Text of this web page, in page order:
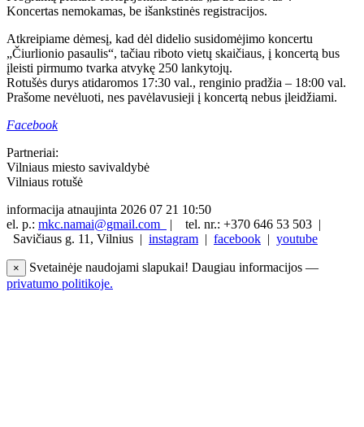
Koncertas nemokamas, be išankstinės registracijos.
Atkreipiame dėmesį, kad dėl didelio susidomėjimo koncertu
„Čiurlionio pasaulis“, tačiau riboto vietų skaičiaus, į koncertą bus
įleisti pirmumo tvarka atvykę 250 lankytojų.
Rotušės durys atidaromos 17:30 val., renginio pradžia – 18:00 val.
Prašome nevėluoti, nes pavėlavusieji į koncertą nebus įleidžiami.
Facebook
Partneriai:
Vilniaus miesto savivaldybė
Vilniaus rotušė
informacija atnaujinta 2026 07 21 10:50
el. p.: mkc.namai@gmail.com |
tel. nr.: +370 646 53 503 |
Savičiaus g. 11, Vilnius | instagram | facebook | youtube
×
Svetainėje naudojami slapukai! Daugiau informacijos —
privatumo politikoje.